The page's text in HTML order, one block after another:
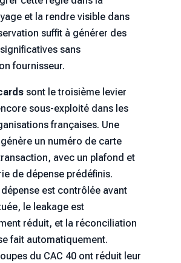
et la rendre visible dans
suffit à générer des
sans
fournisseur.
sont le troisième levier
sous-exploité dans les
françaises. Une
un numéro de carte
avec un plafond et
de dépense prédéfinis.
dépense est contrôlée avant
le leakage est
réduit, et la réconciliation
fait automatiquement.
du CAC 40 ont réduit leur